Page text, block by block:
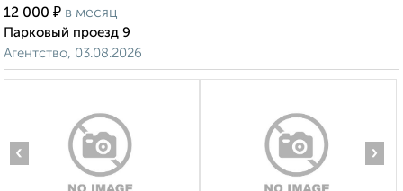
12 000 ₽ в месяц
Парковый проезд 9
Агентство, 03.08.2026
‹ ›